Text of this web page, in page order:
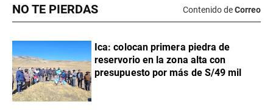
NO TE PIERDAS Contenido deCorreo
Ica: colocan primera piedra de
reservorio en la zona alta con
presupuesto por más de S/49 mil